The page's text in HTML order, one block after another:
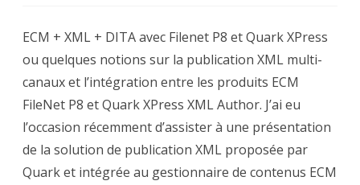
+
DITA
avec
Filenet
P8
et
Quark
XPress
ECM + XML + DITA avec Filenet P8 et Quark XPress
ou quelques notions sur la publication XML multi-
canaux et l’intégration entre les produits ECM
FileNet P8 et Quark XPress XML Author. J’ai eu
l’occasion récemment d’assister à une présentation
de la solution de publication XML proposée par
Quark et intégrée au gestionnaire de contenus ECM